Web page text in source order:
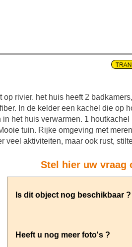
rivier. het huis heeft 2
In de kelder een kachel die op
het huis verwarmen. 1
tuin. Rijke omgeving met
veel aktiviteiten, maar ook rust,
Stel hier uw vraag